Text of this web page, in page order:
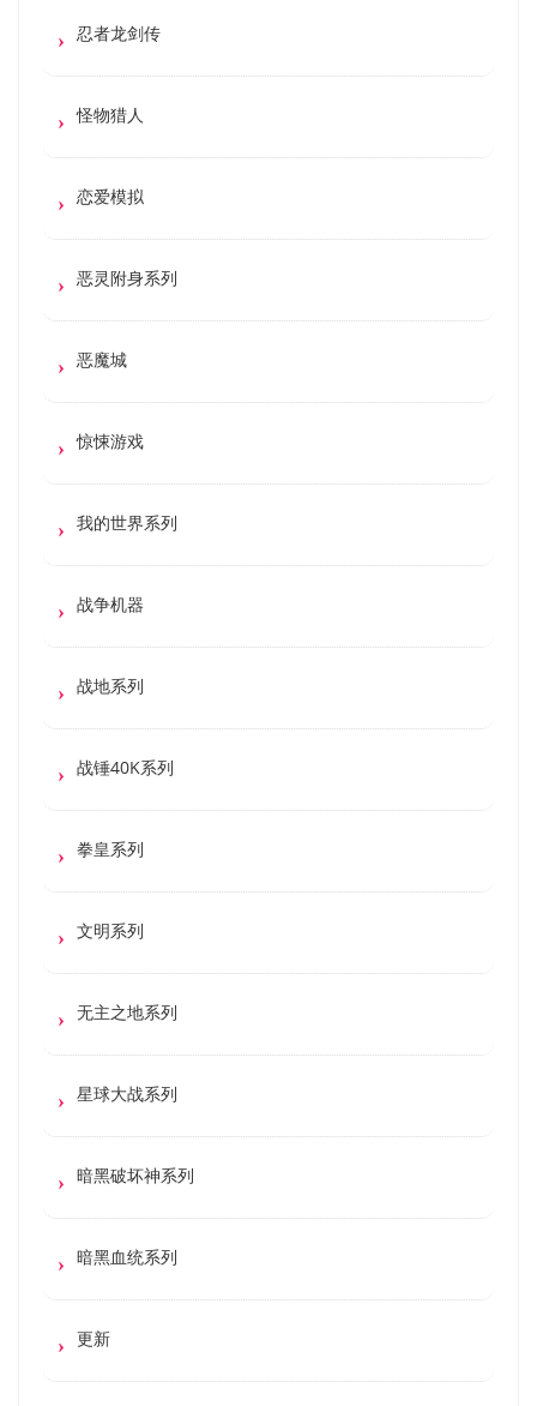
忍者龙剑传
怪物猎人
恋爱模拟
恶灵附身系列
恶魔城
惊悚游戏
我的世界系列
战争机器
战地系列
战锤40K系列
拳皇系列
文明系列
无主之地系列
星球大战系列
暗黑破坏神系列
暗黑血统系列
更新